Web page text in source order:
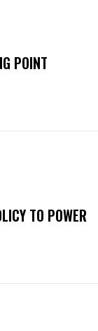
POINT
TO POWER